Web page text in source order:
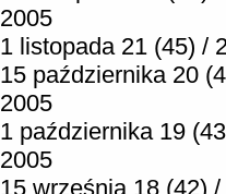
2005
1 listopada 21 (45) /
15 października 20
2005
1 października 19
2005
15 września 18 (42) /